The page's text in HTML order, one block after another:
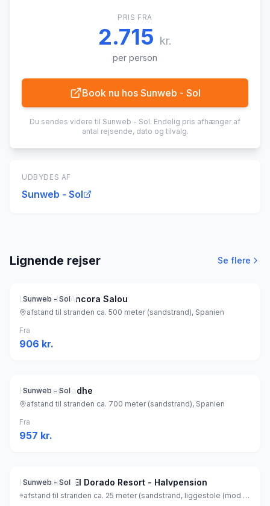
PRIS FRA
2.715 kr.
per person
Book nu hos Sunweb - Sol
Du sendes videre til Sunweb - Sol. Endelig pris afhænger af
antal rejsende, dato og tilvalg.
UDBYDES AF
Sunweb - Sol
Lignende rejser Se flere
Sunweb - Sol
Lejligheder Ancora Salou
afstand til stranden ca. 500 meter (sandstrand), Spanien
Fra
906 kr.
Sunweb - Sol
Hotel htop Jadhe
afstand til stranden ca. 700 meter (sandstrand), Spanien
Fra
957 kr.
Sunweb - Sol
Hotel Estival El Dorado Resort - Halvpension
afstand til stranden ca. 25 meter (sandstrand, liggestole (mod betaling) , parasol (mod betaling) ), Spanien